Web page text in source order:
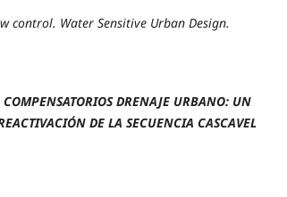
control. Water Sensitive Urban Design.
DRENAJE URBANO: UN
DE LA SECUENCIA CASCAVEL